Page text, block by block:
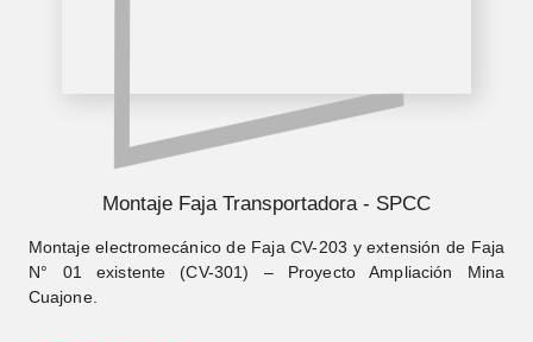
Montaje Faja Transportadora - SPCC
Montaje electromecánico de Faja CV-203 y extensión de Faja
N° 01 existente (CV-301) – Proyecto Ampliación Mina
Cuajone.